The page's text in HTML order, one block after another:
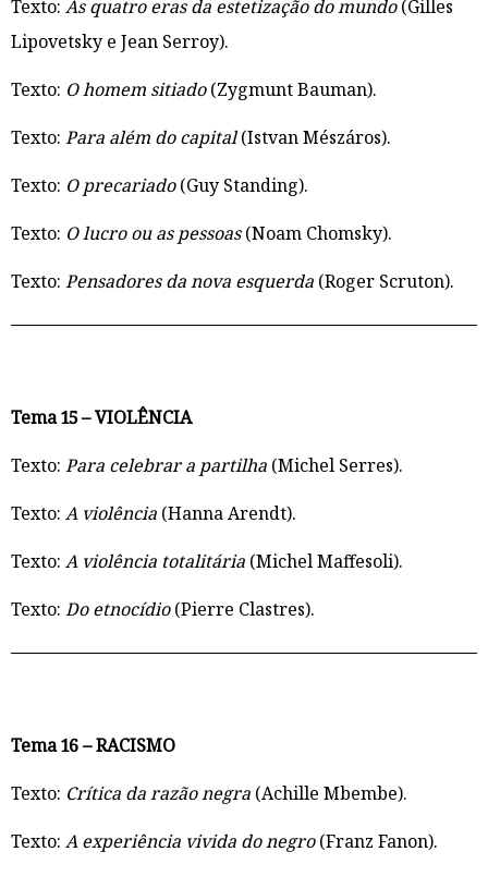
Texto: As quatro eras da estetização do mundo(Gilles
Lipovetsky e Jean Serroy).
Texto: O homem sitiado(Zygmunt Bauman).
Texto: Para além do capital(Istvan Mészáros).
Texto: O precariado(Guy Standing).
Texto: O lucro ou as pessoas(Noam Chomsky).
Texto: Pensadores da nova esquerda (Roger Scruton).
Tema 15 – VIOLÊNCIA
Texto: Para celebrar a partilha (Michel Serres).
Texto: A violência (Hanna Arendt).
Texto: A violência totalitária (Michel Maffesoli).
Texto: Do etnocídio(Pierre Clastres).
Tema 16 – RACISMO
Texto: Crítica da razão negra (Achille Mbembe).
Texto: A experiência vivida do negro(Franz Fanon).